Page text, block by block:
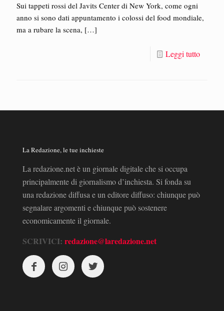
Sui tappeti rossi del Javits Center di New York, come ogni
anno si sono dati appuntamento i colossi del food mondiale,
ma a rubare la scena, […]
Leggi tutto
La Redazione, le tue inchieste
La redazione.net è un giornale digitale che si occupa
principalmente di giornalismo d’inchiesta. Si fonda su
una redazione diffusa e un editore diffuso: chiunque può
segnalare argomenti e chiunque può sostenere
economicamente il giornale.
SCRIVICI: redazione@laredazione.net